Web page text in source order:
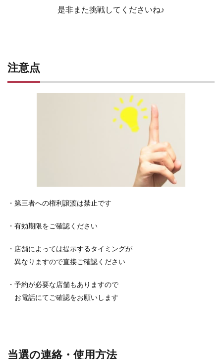
是非また挑戦してくださいね♪
注意点
・ 第三者への権利譲渡は禁止です
・有効期限をご確認ください
・店舗によっては提示するタイミングが
異なりますので直接ご確認ください
・予約が必要な店舗もありますので
お電話にてご確認をお願いします
当選の連絡・使用方法